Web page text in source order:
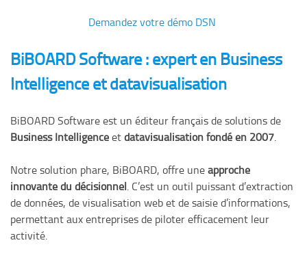
Demandez votre démo DSN
BiBOARD Software : expert en Business
Intelligence et datavisualisation
BiBOARD Software est un éditeur français de solutions de
Business Intelligenceetdatavisualisation fondé en 2007.
Notre solution phare, BiBOARD, offre uneapproche
innovante du décisionnel. C’est un outil puissant d’extraction
de données, de visualisation web et de saisie d’informations,
permettant aux entreprises de piloter efficacement leur
activité.